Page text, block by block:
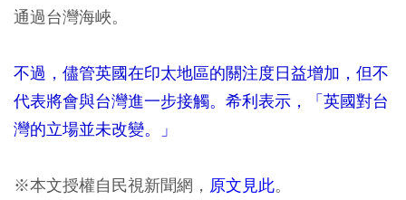
通過台灣海峽。
不過，儘管英國在印太地區的關注度日益增加，但不
代表將會與台灣進一步接觸。希利表示，「英國對台
灣的立場並未改變。」
※本文授權自民視新聞網， 原文見此。